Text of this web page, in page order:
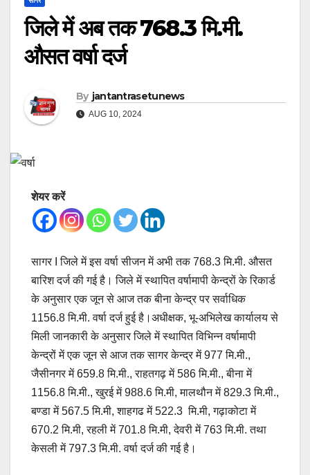
जिले में अब तक 768.3 मि.मी.
औसत वर्षा दर्ज
By jantantrasetunews
AUG 10, 2024
शेयर करें
सागर I जिले में इस वर्षा सीजन में अभी तक 768.3 मि.मी. औसत
बारिश दर्ज की गई है। जिले में स्थापित वर्षामापी केन्द्रों के रिकार्ड
के अनुसार एक जून से आज तक बीना केन्द्र पर सर्वाधिक
1156.8 मि.मी. वर्षा दर्ज हुई है।अधीक्षक, भू-अभिलेख कार्यालय से
मिली जानकारी के अनुसार जिले में स्थापित विभिन्न वर्षामापी
केन्द्रों में एक जून से आज तक सागर केन्द्र में 977 मि.मी.,
जैसीनगर में 659.8 मि.मी., राहतगढ़ में 586 मि.मी., बीना में
1156.8 मि.मी., खुरई में 988.6 मि.मी, मालथौन में 829.3 मि.मी.,
बण्डा में 567.5 मि.मी, शाहगढ में 522.3 मि.मी, गढ़ाकोटा में
670.2 मि.मी, रहली में 701.8 मि.मी, देवरी में 763 मि.मी. तथा
केसली में 797.3 मि.मी. वर्षा दर्ज की गई है।